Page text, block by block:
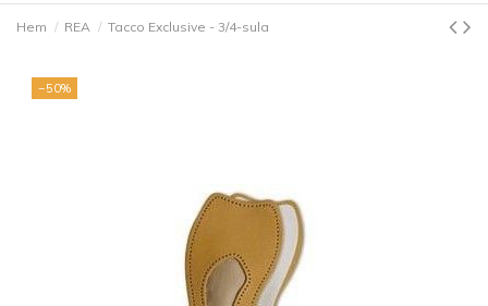
Hem REA Tacco Exclusive - 3/4-sula
−50%